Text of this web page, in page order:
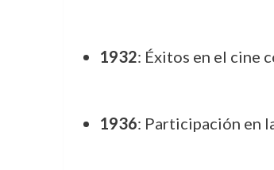
1932: Éxitos en el cine
1936: Participación en